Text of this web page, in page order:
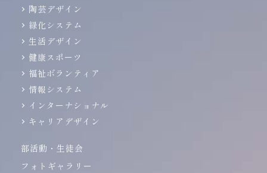
陶芸デザイン
緑化システム
生活デザイン
健康スポーツ
福祉ボランティア
情報システム
インターナショナル
キャリアデザイン
部活動・生徒会
フォトギャラリー